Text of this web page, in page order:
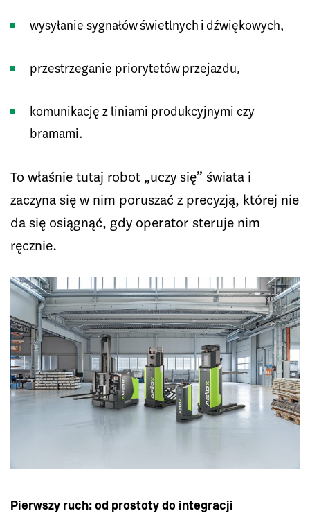
wysyłanie sygnałów świetlnych i dźwiękowych,
przestrzeganie priorytetów przejazdu,
komunikację z liniami produkcyjnymi czy
bramami.
To właśnie tutaj robot „uczy się” świata i
zaczyna się w nim poruszać z precyzją, której nie
da się osiągnąć, gdy operator steruje nim
ręcznie.
Pierwszy ruch: od prostoty do integracji